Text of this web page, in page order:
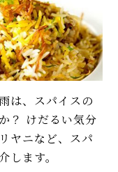
は、スパイスの
？ けだるい気分
ヤニなど、スパ
します。
ひき肉が美
イス」本格レ
きて子どもに
気カレーうど
に技あり！
店「石焼きビ
ピ。具材のナム
の味付けに注
しょう）の自
品では味わえ
！
こしのゆで
引き出すには、
間をかけて加
さない、シソ
の塩漬け梅干し